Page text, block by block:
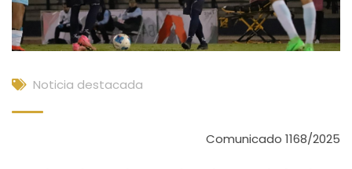
Noticia destacada
Comunicado 1168/2025